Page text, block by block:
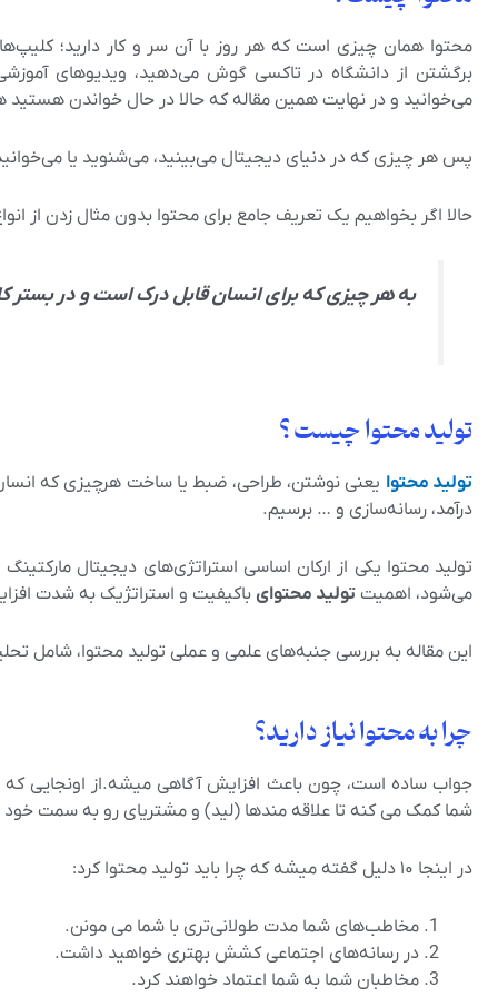
محتوا همان چیزی است که هر روز با آن سر و کار دارید؛
برگشتن از دانشگاه در تاکسی گوش می‌دهید، ویدیوهای آموزشی
می‌خوانید و در نهایت همین مقاله که حالا در حال خواندن
پس هر چیزی که در دنیای دیجیتال می‌بینید، می‌شنوید یا
حالا اگر بخواهیم یک تعریف جامع برای محتوا بدون مثال زدن از
به هر چیزی که برای انسان قابل درک است و در بستر
تولید محتوا چیست ؟
تولید محتوا یعنی نوشتن، طراحی، ضبط یا ساخت هرچیزی که
درآمد، رسانه‌سازی و … برسیم.
تولید محتوا یکی از ارکان اساسی استراتژی‌های دیجیتال
می‌شود، اهمیت تولید محتوایباکیفیت و استراتژیک به شدت
این مقاله به بررسی جنبه‌های علمی و عملی تولید محتوا، شامل
چرا به محتوا نیاز دارید؟
جواب ساده است، چون باعث افزایش آگاهی میشه.از اونجایی که
شما کمک می کنه تا علاقه مندها (لید) و مشتریای رو به سمت
در اینجا ۱۰ دلیل گفته میشه که چرا باید تولید محتوا کرد:
مخاطب‌های شما مدت طولانی‌تری با شما می مونن.
در رسانه‌های اجتماعی کشش بهتری خواهید داشت.
مخاطبان شما به شما اعتماد خواهند کرد.